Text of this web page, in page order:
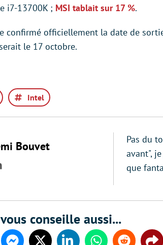
i7-13700K ; MSI tablait sur 17 %.
confirmé officiellement la date de
le 17 octobre.
Intel
Bouvet
Pas du
avant",
que
conseille aussi...